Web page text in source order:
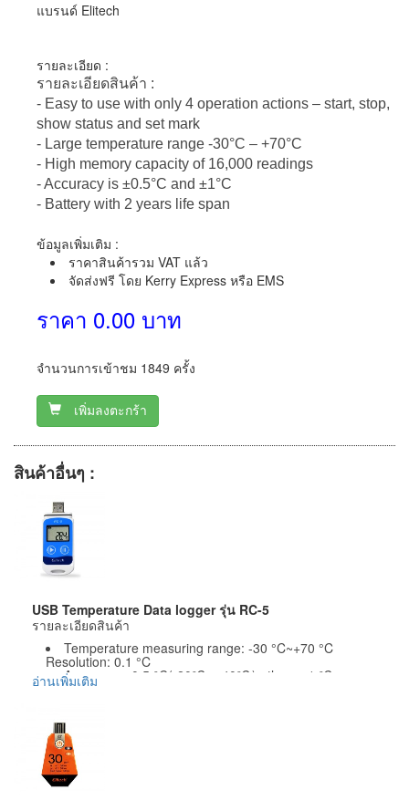
แบรนด์ Elitech
รายละเอียด :
รายละเอียดสินค้า :
- Easy to use with only 4 operation actions – start, stop,
show status and set mark
- Large temperature range -30°C – +70°C
- High memory capacity of 16,000 readings
- Accuracy is ±0.5°C and ±1°C
- Battery with 2 years life span
ข้อมูลเพิ่มเติม :
ราคาสินค้ารวม VAT แล้ว
จัดส่งฟรี โดย Kerry Express หรือ EMS
ราคา 0.00 บาท
จำนวนการเข้าชม 1849 ครั้ง
เพิ่มลงตะกร้า
สินค้าอื่นๆ :
USB Temperature Data logger รุ่น RC-5
รายละเอียดสินค้า
Temperature measuring range: -30 °C~+70 °C
Resolution: 0.1 °C
Accuracy: ±0.5 °C(-20℃~+40℃) others ±1 ℃
Temperature unit: ℃ or ℉ optional
Sensor: Internal NTC thermal resistor
Communication interface: USB interface
Waterproof grade is IP67
Power supply: CR2032 battery or power supply via
USB interface, and it could upload data even if the
อ่านเพิ่มเติม